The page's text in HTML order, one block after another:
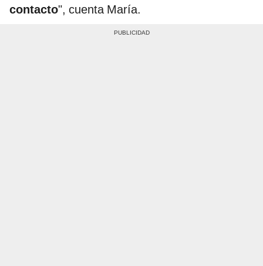
contacto", cuenta María.